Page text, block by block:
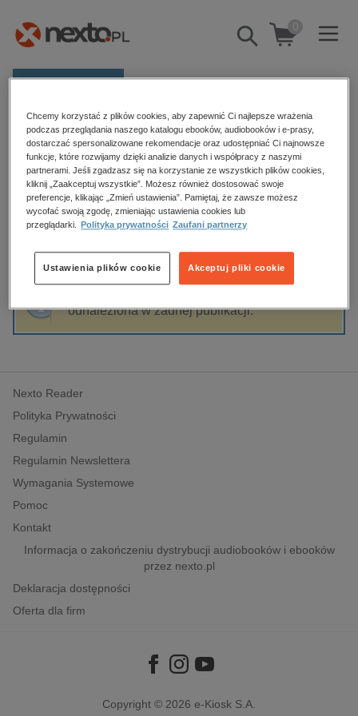
Pokaż/schowaj
wyszukiwarkę
0
Kategorie
Zobacz wszystkie E-prasa
budownictwo, aranżacja wnętrz
biznesowe, branżowe, gospodarka
dzienniki
edukacja
hobby, sport, rozrywka
komputery, internet, technologie, informatyka
polityka, społeczno-informacyjne
psychologiczne
inne
popularno-naukowe
historia
Strona główna Richard Bandler
Richard Bandler
Sortowanie Filtrowanie
odnaleziona w żadnej publikacji.
Nexto Reader
Polityka Prywatności
Regulamin
Regulamin Newslettera
Wymagania Systemowe
Pomoc
Kontakt
Informacja o zakończeniu dystrybucji audiobooków i ebooków
przez nexto.pl
Deklaracja dostępności
Oferta dla firm
Copyright © 2026 e-Kiosk S.A.
Chcemy korzystać z plików cookies, aby zapewnić Ci najlepsze wrażenia
podczas przeglądania naszego katalogu ebooków, audiobooków i e-prasy,
dostarczać spersonalizowane rekomendacje oraz udostępniać Ci najnowsze
funkcje, które rozwijamy dzięki analizie danych i współpracy z naszymi
partnerami. Jeśli zgadzasz się na korzystanie ze wszystkich plików cookies,
kliknij „Zaakceptuj wszystkie”. Możesz również dostosować swoje
preferencje, klikając „Zmień ustawienia”. Pamiętaj, że zawsze możesz
wycofać swoją zgodę, zmieniając ustawienia cookies lub
przeglądarki.
Polityka prywatności Zaufani partnerzy
Akceptuj pliki cookie
Ustawienia plików cookie